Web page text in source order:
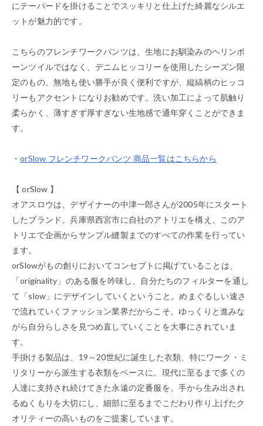
にテーパードを掛けることでスッキリと仕上げた綺麗なシルエ
ットが魅力的です。
こちらのフレンチワークパンツは、生地にお馴染みのヘリンボ
ーンツイルではなく、デニムヒッコリーを使用したシーズン限
定のもの。無地も使い勝手が良く便利ですが、縦縞柄のヒッコ
リーもアクセントになりお勧めです。洗い加工によって肌触り
柔らかく、薄すぎず厚すぎない生地感で通年穿くことができま
す。
・orSlow フレンチワークパンツ 商品一覧はこちらから
【 orSlow 】
オアスロウは、デザイナーの中津一郎さんが2005年にスタート
したブランド。兵庫県西宮市に自社のアトリエを構え、このア
トリエで企画からサンプル縫製までのすべての作業を行ってい
ます。
orSlowがもの創りにおいてコンセプトに掲げていることは、
「originality」のある服を吟味し、自分たちのフィルターを通し
て「slow」にデザインしていくということ。めまぐるしい速さ
で流れていくファッション業界だからこそ、ゆっくりと進みな
がら自分らしさを見つめ直していくことを大事にされていま
す。
手掛ける製品は、19～20世紀に誕生した衣類、特にワーク・ミ
リタリーから派生する衣類をベースに。現代に至るまで多くの
人達に支持され続けてきた永遠の定番服を、手から生み出され
るぬくもりを大切にし、細部に至るまでこだわり作り上げたク
オリティーの高いものをご提案しています。